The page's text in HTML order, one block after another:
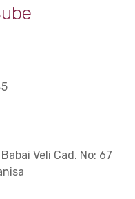
Veli Cad. No: 67